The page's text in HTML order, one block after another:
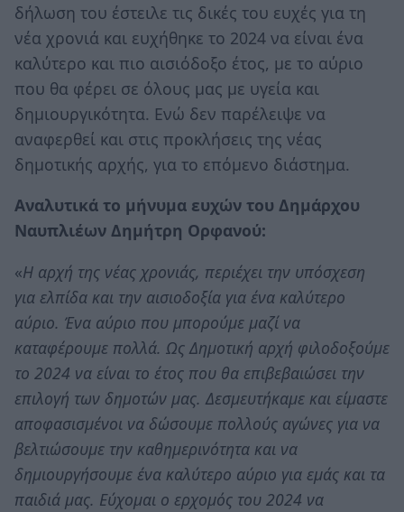
δήλωση του έστειλε τις δικές του ευχές για τη
νέα χρονιά και ευχήθηκε το 2024 να είναι ένα
καλύτερο και πιο αισιόδοξο έτος, με το αύριο
που θα φέρει σε όλους μας με υγεία και
δημιουργικότητα. Ενώ δεν παρέλειψε να
αναφερθεί και στις προκλήσεις της νέας
δημοτικής αρχής, για το επόμενο διάστημα.
Αναλυτικά το μήνυμα ευχών του Δημάρχου
Ναυπλιέων Δημήτρη Ορφανού:
«Η αρχή της νέας χρονιάς, περιέχει την υπόσχεση
για ελπίδα και την αισιοδοξία για ένα καλύτερο
αύριο. Ένα αύριο που μπορούμε μαζί να
καταφέρουμε πολλά. Ως Δημοτική αρχή φιλοδοξούμε
το 2024 να είναι το έτος που θα επιβεβαιώσει την
επιλογή των δημοτών μας. Δεσμευτήκαμε και είμαστε
αποφασισμένοι να δώσουμε πολλούς αγώνες για να
βελτιώσουμε την καθημερινότητα και να
δημιουργήσουμε ένα καλύτερο αύριο για εμάς και τα
παιδιά μας. Εύχομαι ο ερχομός του 2024 να